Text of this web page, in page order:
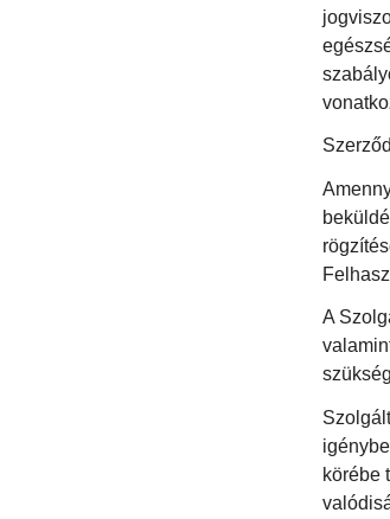
A
körébe